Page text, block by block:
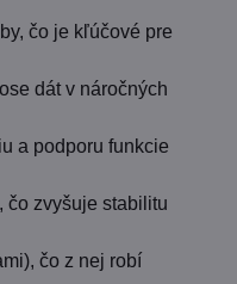
čo je kľúčové pre
dát v náročných
a podporu funkcie
čo zvyšuje stabilitu
čo z nej robí